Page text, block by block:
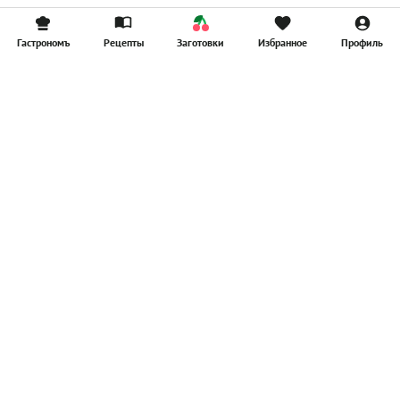
Гастрономъ Рецепты Заготовки Избранное Профиль